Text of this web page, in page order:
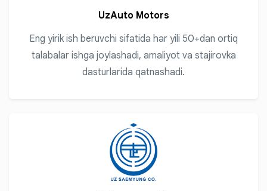
UzAuto Motors
Eng yirik ish beruvchi sifatida har yili 50+dan ortiq
talabalar ishga joylashadi, amaliyot va stajirovka
dasturlarida qatnashadi.